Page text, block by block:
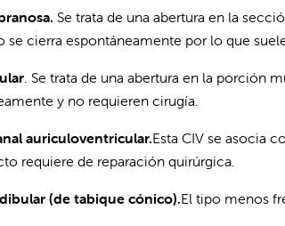
Se trata de una abertura en la
se cierra espontáneamente por lo que
. Se trata de una abertura en la porción
y no requieren cirugía.
auriculoventricular.Esta CIV se asocia
requiere de reparación quirúrgica.
(de tabique cónico).El tipo menos